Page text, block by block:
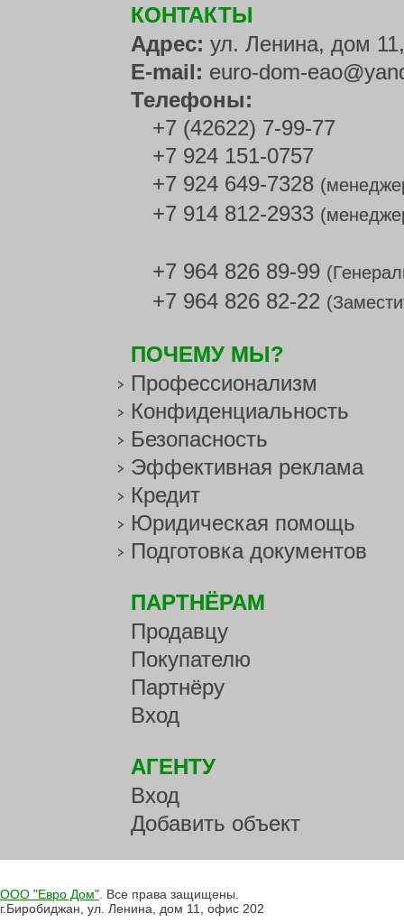
КОНТАКТЫ
Адрес: ул. Ленина, дом
E-mail: euro-dom-
Телефоны:
+7 (42622) 7-99-77
+7 924 151-0757
+7 924 649-7328
+7 914 812-2933
+7 964 826 89-99
+7 964 826 82-22
ПОЧЕМУ МЫ?
Профессионализм
Конфиденциальность
Безопасность
Эффективная реклама
Кредит
Юридическая помощь
Подготовка документов
ПАРТНЁРАМ
Продавцу
Покупателю
Партнёру
Вход
АГЕНТУ
Вход
Добавить объект
ООО "Евро Дом". Все права защищены.
г.Биробиджан, ул. Ленина, дом 11, офис 202